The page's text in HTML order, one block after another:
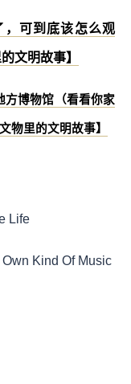
可到底该怎么观
文明故事】
方博物馆（看看你家
物里的文明故事】
Life
Kind Of Music